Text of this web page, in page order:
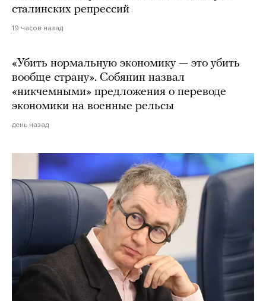
сталинских репрессий
19 часов назад
«Убить нормальную экономику — это убить
вообще страну». Собянин назвал
«никчемными» предложения о переводе
экономики на военные рельсы
день назад